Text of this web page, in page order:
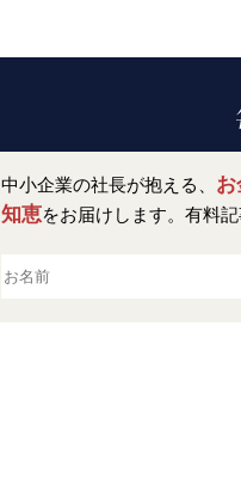
中小企業の社長が抱える、
知恵をお届けします。 有料記